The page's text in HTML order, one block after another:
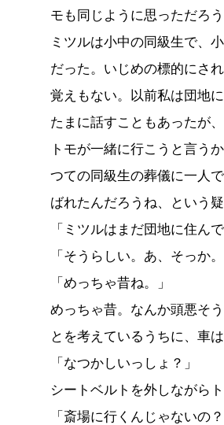
モも同じように思っただろ
ミツルは小中の同級生で、
だった。いじめの標的にさ
覚えもない。以前私は団地
たまに話すこともあったが
トモが一緒に行こうと言う
つての同級生の葬儀に一人
ばれたんだろうね、という
「ミツルはまだ団地に住んで
「そうらしい。あ、そっか
「めっちゃ昔ね。」
めっちゃ昔。なんか頭悪そ
とを考えているうちに、車
「なつかしいっしょ？」
シートベルトを外しながらト
「斎場に行くんじゃないの？